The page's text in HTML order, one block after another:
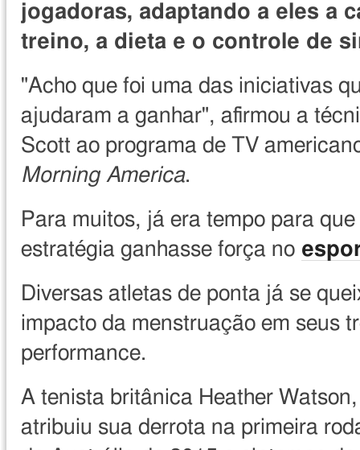
jogadoras, adaptando a eles a
treino, a dieta e o controle de
"Acho que foi uma das iniciativas
ajudaram a ganhar", afirmou a
Scott ao programa de TV
Morning America.
Para muitos, já era tempo para que
estratégia ganhasse força no
Diversas atletas de ponta já se
impacto da menstruação em seus
performance.
A tenista britânica Heather
atribuiu sua derrota na primeira